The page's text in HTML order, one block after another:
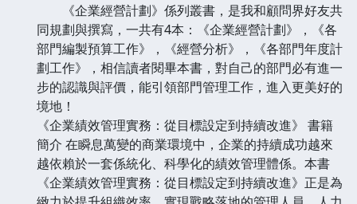
《企業經營計劃》係列叢書，是我和顧問界好友共
同規劃與撰寫，一共有4本：《企業經營計劃》，《各
部門編製預算工作》，《經營分析》，《各部門年度計
劃工作》，相信讀者閱畢本書，對自己的部門必有進一
步的認識與評價，能引領部門管理工作，進入更美好的
境地！
《企業績效管理實務：從目標設定到持續改進》 書籍
簡介 在瞬息萬變的商業環境中，企業的持續成功越來
越依賴於一套係統化、科學化的績效管理體係。本書
《企業績效管理實務：從目標設定到持續改進》正是為